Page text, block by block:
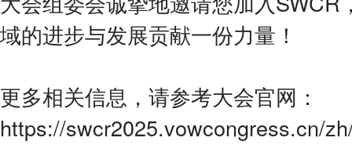
域的进步与发展贡献一份力量！
更多相关信息，请参考大会官网：
https://swcr2025.vowcongress.cn/